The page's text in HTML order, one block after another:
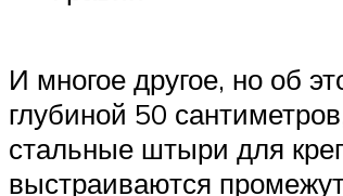
И многое другое, но об
глубиной 50
стальные штыри для
выстраиваются